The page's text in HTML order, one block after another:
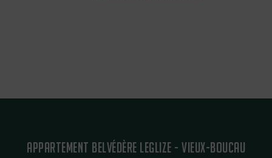
APPARTEMENT BELVÉDÈRE LEGLIZE - VIEUX-BOUCAU